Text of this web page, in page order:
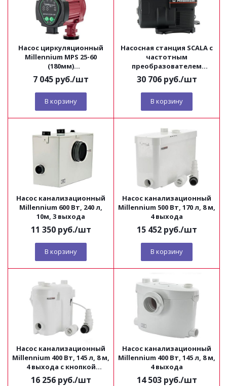
Насос циркуляционный
Millennium MPS 25-60
(180мм)
энергоэффективный с
кабелем Millennium
7 045 руб./шт
В корзину
Насосная станция SCALA с
частотным
преобразователем
Millennium
30 706руб./шт
В корзину
Насос канализационный
Millennium 600 Вт, 240 л,
10м, 3 выхода
11 350руб./шт
В корзину
Насос канализационный
Millennium 500 Вт, 170 л, 8 м,
4 выхода
15 452руб./шт
В корзину
Насос канализационный
Millennium 400 Вт, 145 л, 8 м,
4 выхода с кнопкой
запуска
16 256руб./шт
Насос канализационный
Millennium 400 Вт, 145 л, 8 м,
4 выхода
14 503руб./шт